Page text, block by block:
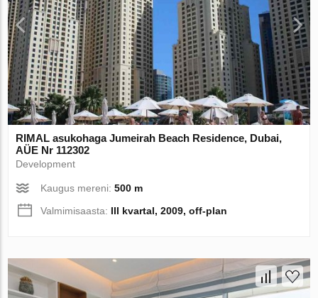
RIMAL asukohaga Jumeirah Beach Residence, Dubai,
AÜE Nr 112302
Development
Kaugus mereni:500 m
Valmimisaasta: III kvartal, 2009, off-plan